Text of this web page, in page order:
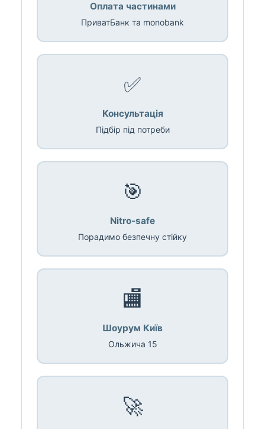
Оплата частинами
ПриватБанк та monobank
✅
Консультація
Підбір під потреби
🎯
Nitro-safe
Порадимо безпечну стійку
🏬
Шоурум Київ
Ольжича 15
🚀